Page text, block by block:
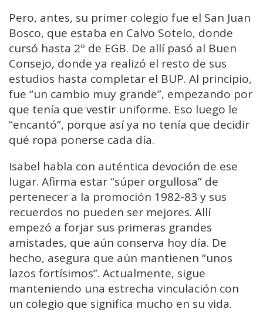
Pero, antes, su primer colegio fue el San Juan
Bosco, que estaba en Calvo Sotelo, donde
cursó hasta 2º de EGB. De allí pasó al Buen
Consejo, donde ya realizó el resto de sus
estudios hasta completar el BUP. Al principio,
fue “un cambio muy grande”, empezando por
que tenía que vestir uniforme. Eso luego le
“encantó”, porque así ya no tenía que decidir
qué ropa ponerse cada día.
Isabel habla con auténtica devoción de ese
lugar. Afirma estar “súper orgullosa” de
pertenecer a la promoción 1982-83 y sus
recuerdos no pueden ser mejores. Allí
empezó a forjar sus primeras grandes
amistades, que aún conserva hoy día. De
hecho, asegura que aún mantienen “unos
lazos fortísimos”. Actualmente, sigue
manteniendo una estrecha vinculación con
un colegio que significa mucho en su vida.